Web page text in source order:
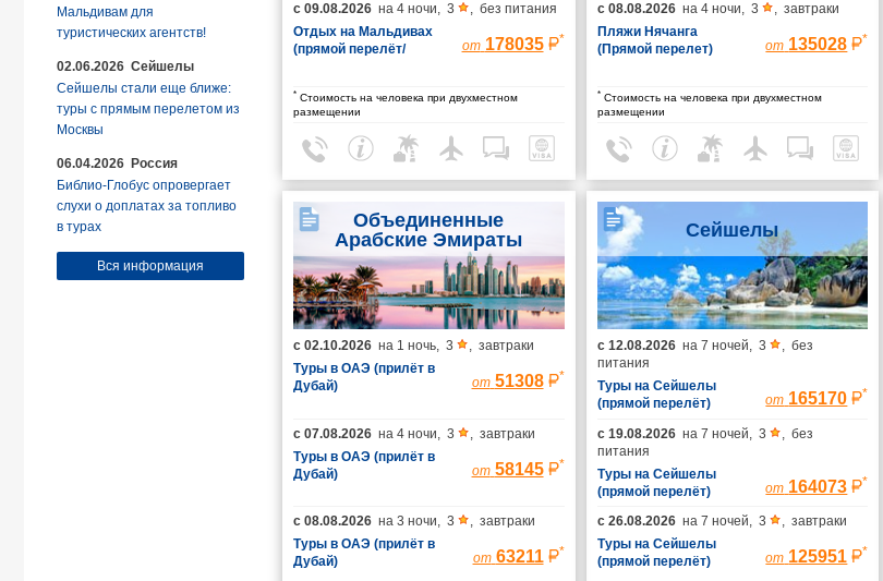
Мальдивам для
туристических агентств!
02.06.2026 Сейшелы
Сейшелы стали еще ближе:
туры с прямым перелетом из
Москвы
06.04.2026 Россия
Библио-Глобус опровергает
слухи о доплатах за топливо
в турах
Вся информация
с 09.08.2026на 4 ночи, 3 , без питания
Отдых на Мальдивах
(прямой перелёт/
от 178035 *
*Стоимость на человека при двухместном
размещении
с 08.08.2026на 4 ночи, 3 , завтраки
Пляжи Нячанга
(Прямой перелет)
от 135028 *
*Стоимость на человека при двухместном
размещении
Объединенные
Арабские Эмираты
с 02.10.2026на 1 ночь, 3 , завтраки
Туры в ОАЭ (прилёт в
Дубай)
от 51308 *
с 07.08.2026на 4 ночи, 3 , завтраки
Туры в ОАЭ (прилёт в
Дубай)
от 58145 *
с 08.08.2026на 3 ночи, 3 , завтраки
Туры в ОАЭ (прилёт в
Дубай)
от 63211 *
Сейшелы
с 12.08.2026на 7 ночей, 3 , без
питания
Туры на Сейшелы
(прямой перелёт)
от 165170 *
с 19.08.2026на 7 ночей, 3 , без
питания
Туры на Сейшелы
(прямой перелёт)
от 164073 *
с 26.08.2026на 7 ночей, 3 , завтраки
Туры на Сейшелы
(прямой перелёт)
от 125951 *